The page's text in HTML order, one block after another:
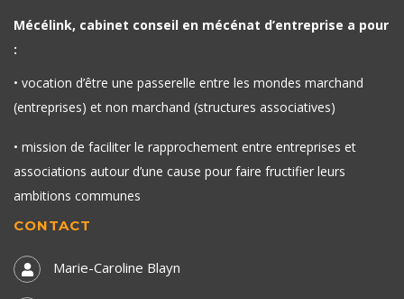
Mécélink, cabinet conseil en mécénat d’entreprise a pour
:
• vocation d’être une passerelle entre les mondes marchand
(entreprises) et non marchand (structures associatives)
• mission de faciliter le rapprochement entre entreprises et
associations autour d’une cause pour faire fructifier leurs
ambitions communes
CONTACT
Marie-Caroline Blayn